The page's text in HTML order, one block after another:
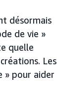
désormais
de vie »
quelle
Les
» pour aider